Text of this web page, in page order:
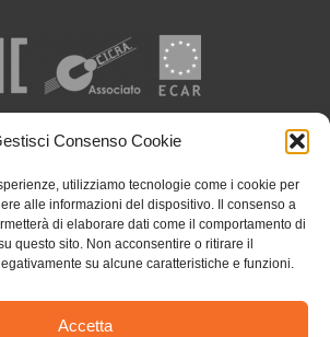
Consenso Cookie
utilizziamo tecnologie come i cookie per
alle informazioni del dispositivo. Il consenso a
di elaborare dati come il comportamento di
questo sito. Non acconsentire o ritirare il
su alcune caratteristiche e funzioni.
Accetta